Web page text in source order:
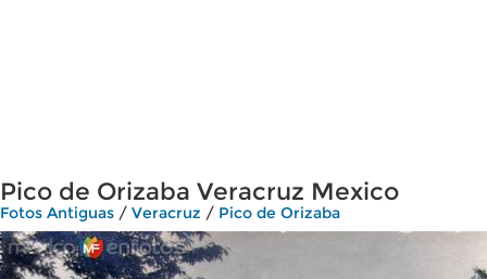
Pico de Orizaba Veracruz Mexico
Fotos Antiguas / Veracruz / Pico de Orizaba